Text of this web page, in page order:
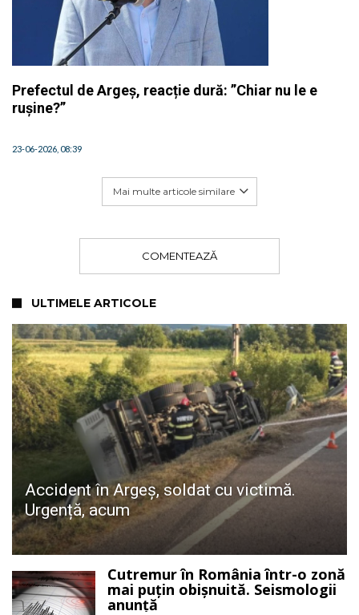
Prefectul de Argeș, reacție dură: ”Chiar nu le e
rușine?”
23-06-2026, 08:39
Mai multe articole similare
COMENTEAZĂ
ULTIMELE ARTICOLE
Accident în Argeș, soldat cu victimă.
Urgență, acum
Cutremur în România într-o zonă
mai puțin obișnuită. Seismologii
anunță